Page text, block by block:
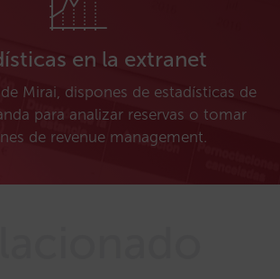
en la extranet
Mirai, dispones de estadísticas de
para analizar reservas o tomar
de revenue management.